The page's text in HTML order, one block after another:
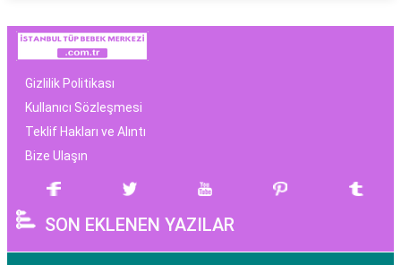
Gizlilik Politikası
Kullanıcı Sözleşmesi
Teklif Hakları ve Alıntı
Bize Ulaşın
SON EKLENEN YAZILAR